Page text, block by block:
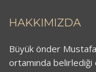
HAKKIMIZDA
Büyük önder
ortamında